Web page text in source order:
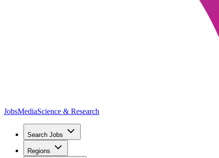
JobsMediaScience & Research
Search Jobs
Regions